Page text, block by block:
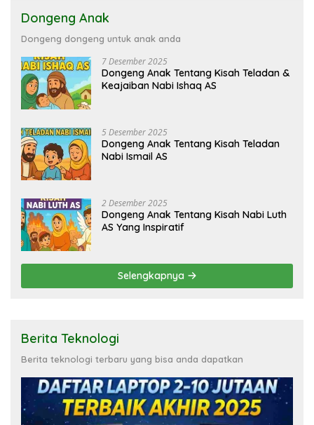
Dongeng Anak
Dongeng dongeng untuk anak anda
7 Desember 2025
Dongeng Anak Tentang Kisah Teladan &
Keajaiban Nabi Ishaq AS
5 Desember 2025
Dongeng Anak Tentang Kisah Teladan
Nabi Ismail AS
2 Desember 2025
Dongeng Anak Tentang Kisah Nabi Luth
AS Yang Inspiratif
Selengkapnya
Berita Teknologi
Berita teknologi terbaru yang bisa anda dapatkan